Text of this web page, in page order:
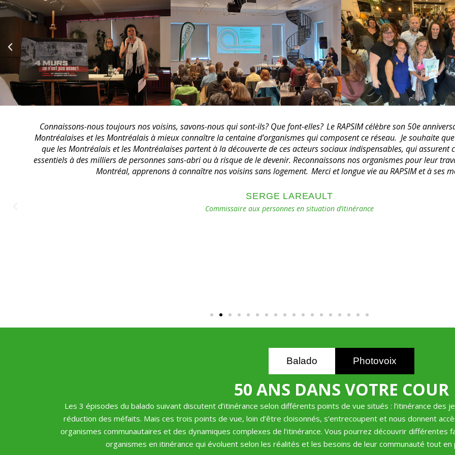
L’histoire de l’itinérance au Québec et à Montréal est intimement tissée aux nombreuses actions menées par le
même du phénomène de l’itinérance, en allant vers la revendication de droits et de politiques, la portée de ce que le
aujourd’hui dans de nombreux interstices de notre communauté. Ce rayonnement permet d’assurer la survie de
collectivités et permet constamment le développement de nouvelles actions. Mais surtout, le RAPSIM est aussi le garde-
de l’autre tend de plus en plus à disparaître.
CAROLYNE GRIMARD
Professeure à l’École de travail social de l’Université de Montréal
Balado Photovoix
50 ANS DANS VOTRE COUR
Les 3 épisodes du balado suivant discutent d’itinérance selon différents points de vue situés : l’itinérance des
réduction des méfaits. Mais ces trois points de vue, loin d’être cloisonnés, s’entrecoupent et nous donnent
organismes communautaires et des dynamiques complexes de l’itinérance. Vous pourrez découvrir différentes
organismes en itinérance qui évoluent selon les réalités et les besoins de leur communauté tout